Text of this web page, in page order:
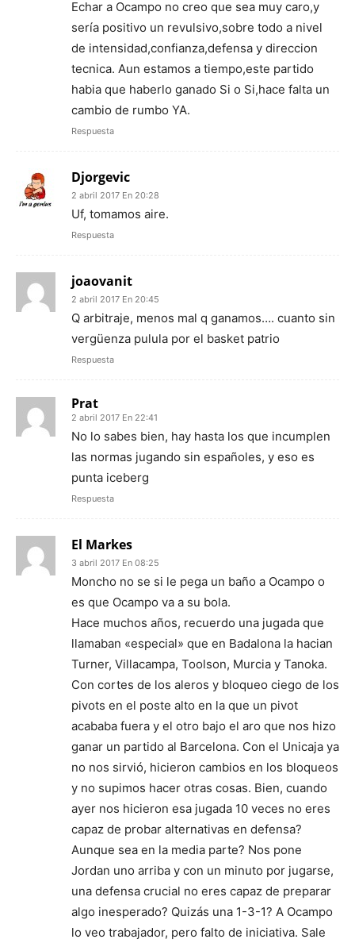
Echar a Ocampo no creo que sea muy caro,y
sería positivo un revulsivo,sobre todo a nivel
de intensidad,confianza,defensa y direccion
tecnica. Aun estamos a tiempo,este partido
habia que haberlo ganado Si o Si,hace falta un
cambio de rumbo YA.
Respuesta
Djorgevic
2 abril 2017 En 20:28
Uf, tomamos aire.
Respuesta
joaovanit
2 abril 2017 En 20:45
Q arbitraje, menos mal q ganamos…. cuanto sin
vergüenza pulula por el basket patrio
Respuesta
Prat
2 abril 2017 En 22:41
No lo sabes bien, hay hasta los que incumplen
las normas jugando sin españoles, y eso es
punta iceberg
Respuesta
El Markes
3 abril 2017 En 08:25
Moncho no se si le pega un baño a Ocampo o
es que Ocampo va a su bola.
Hace muchos años, recuerdo una jugada que
llamaban «especial» que en Badalona la hacian
Turner, Villacampa, Toolson, Murcia y Tanoka.
Con cortes de los aleros y bloqueo ciego de los
pivots en el poste alto en la que un pivot
acababa fuera y el otro bajo el aro que nos hizo
ganar un partido al Barcelona. Con el Unicaja ya
no nos sirvió, hicieron cambios en los bloqueos
y no supimos hacer otras cosas. Bien, cuando
ayer nos hicieron esa jugada 10 veces no eres
capaz de probar alternativas en defensa?
Aunque sea en la media parte? Nos pone
Jordan uno arriba y con un minuto por jugarse,
una defensa crucial no eres capaz de preparar
algo inesperado? Quizás una 1-3-1? A Ocampo
lo veo trabajador, pero falto de iniciativa. Sale